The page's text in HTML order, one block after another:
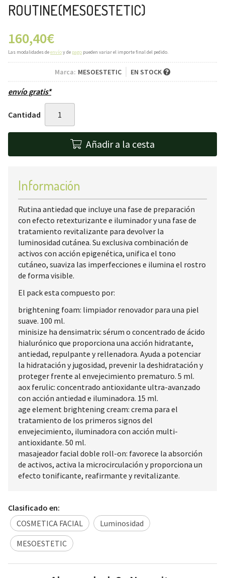
ROUTINE(MESOESTETIC)
160,40€
Las modalidades deenvíoy de pago pueden variar el importe final del pedido.
Marca: MESOESTETIC EN STOCK
envío gratis*
Cantidad
Añadir a la cesta
Información
Rutina antiedad que incluye una fase de preparación
con efecto retexturizante e iluminador y una fase de
tratamiento revitalizante para devolver la
luminosidad cutánea. Su exclusiva combinación de
activos con acción epigenética, unifica el tono
cutáneo, suaviza las imperfecciones e ilumina el rostro
de forma visible.
El pack esta compuesto por:
brightening foam: limpiador renovador para una piel
suave. 100 ml.
minisize ha densimatrix: sérum o concentrado de ácido
hialurónico que proporciona una acción hidratante,
antiedad, repulpante y rellenadora. Ayuda a potenciar
la hidratación y jugosidad, prevenir la deshidratación y
proteger frente al envejecimiento prematuro. 5 ml.
aox ferulic: concentrado antioxidante ultra-avanzado
con acción antiedad e iluminadora. 15 ml.
age element brightening cream: crema para el
tratamiento de los primeros signos del
envejecimiento, iluminadora con acción multi-
antioxidante. 50 ml.
masajeador facial doble roll-on: favorece la absorción
de activos, activa la microcirculación y proporciona un
efecto tonificante, reafirmante y revitalizante.
Clasificado en:
COSMETICA FACIAL
Luminosidad
MESOESTETIC